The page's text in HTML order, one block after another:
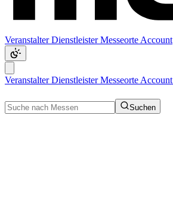
VeranstalterDienstleisterMesseorte Account
VeranstalterDienstleisterMesseorte Account
Suchen